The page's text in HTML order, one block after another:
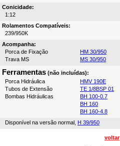
Conicidade:
1:12
Rolamentos Compatíveis:
239/950K
Acompanha:
Porca de Fixação
HM 30/950
Trava MS
MS 30/950
Ferramentas (não incluídas):
Porca Hidráulica
HMV 190E
Tubos de Extensão
TE 1/8BSP 01
Bombas Hidráulicas
BH 100-0.7
BH 160
BH 160-4.8
Disponível na versão normal, H 39/950
voltar